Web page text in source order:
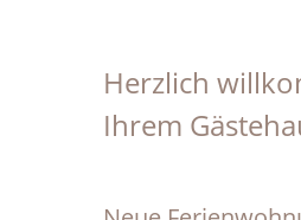
Herzlich
Ihrem